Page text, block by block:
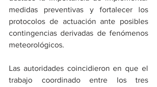
medidas preventivas y fortalecer los
protocolos de actuación ante posibles
contingencias derivadas de fenómenos
meteorológicos.
Las autoridades coincidieron en que el
trabajo coordinado entre los tres